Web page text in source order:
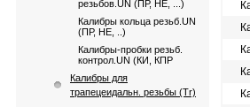
резьбов.UN (ПР, НЕ, ...)
Калибры кольца резьб.UN
(ПР, НЕ, ..)
Калибры-пробки резьб.
контрол.UN (КИ, КПР
Калибры для
трапецеидальн. резьбы (Tr)